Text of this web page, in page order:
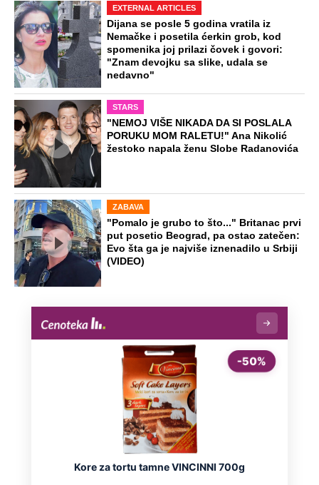
EXTERNAL ARTICLES
Dijana se posle 5 godina vratila iz
Nemačke i posetila ćerkin grob, kod
spomenika joj prilazi čovek i govori:
"Znam devojku sa slike, udala se
nedavno"
STARS
"NEMOJ VIŠE NIKADA DA SI POSLALA
PORUKU MOM RALETU!" Ana Nikolić
žestoko napala ženu Slobe Radanovića
ZABAVA
"Pomalo je grubo to što..." Britanac prvi
put posetio Beograd, pa ostao zatečen:
Evo šta ga je najviše iznenadilo u Srbiji
(VIDEO)